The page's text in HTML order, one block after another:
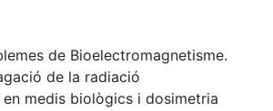
de Bioelectromagnetisme.
de la radiació
medis biològics i dosimetria